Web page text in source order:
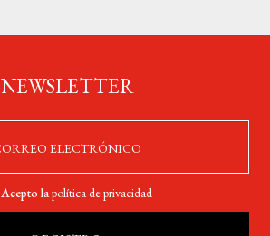
NEWSLETTER
Acepto lapolítica de privacidad